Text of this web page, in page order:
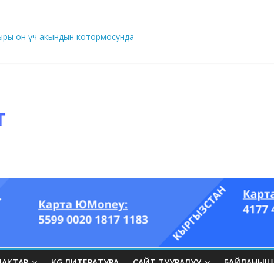
он үч акындын котормосунда
өпкөсүнө, бөйрөгүнө суук тийгизип алган…” (Динара